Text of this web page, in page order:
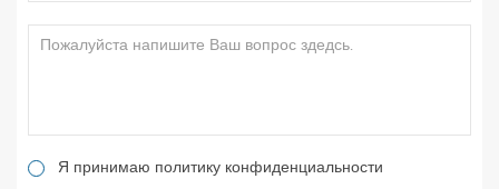
Я принимаю политику конфиденциальности